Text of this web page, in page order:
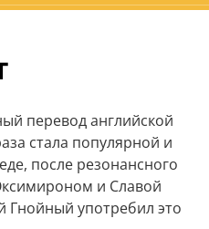
перевод английской
стала популярной и
после резонансного
и Славой
употребил это